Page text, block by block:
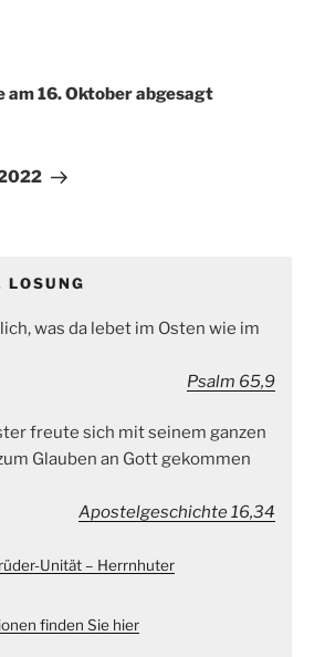
am 16. Oktober abgesagt
was da lebet im Osten wie im
Psalm 65,9
freute sich mit seinem ganzen
Glauben an Gott gekommen
Apostelgeschichte 16,34
Unität – Herrnhuter
finden Sie hier